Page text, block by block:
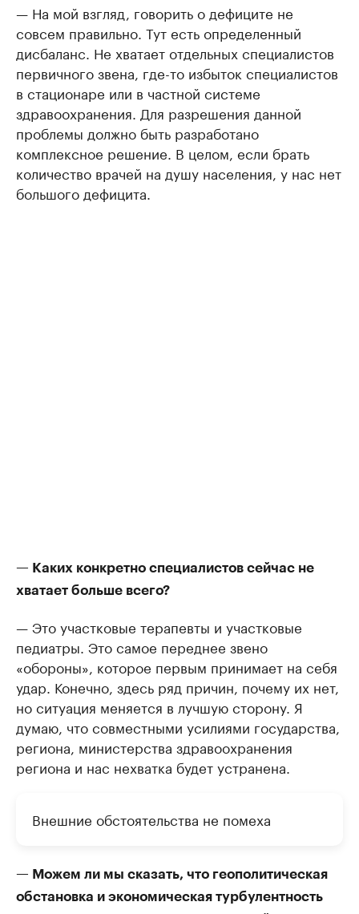
— На мой взгляд, говорить о дефиците не
совсем правильно. Тут есть определенный
дисбаланс. Не хватает отдельных специалистов
первичного звена, где-то избыток специалистов
в стационаре или в частной системе
здравоохранения. Для разрешения данной
проблемы должно быть разработано
комплексное решение. В целом, если брать
количество врачей на душу населения, у нас нет
большого дефицита.
— Каких конкретно специалистов сейчас не
хватает больше всего?
— Это участковые терапевты и участковые
педиатры. Это самое переднее звено
«обороны», которое первым принимает на себя
удар. Конечно, здесь ряд причин, почему их нет,
но ситуация меняется в лучшую сторону. Я
думаю, что совместными усилиями государства,
региона, министерства здравоохранения
региона и нас нехватка будет устранена.
Внешние обстоятельства не помеха
— Можем ли мы сказать, что геополитическая
обстановка и экономическая турбулентность